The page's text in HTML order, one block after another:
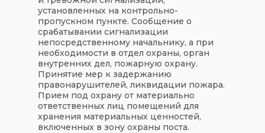
установленных на контрольно-
пропускном пункте. Сообщение о
срабатывании сигнализации
непосредственному начальнику, а при
необходимости в отдел охраны, орган
внутренних дел, пожарную охрану.
Принятие мер к задержанию
правонарушителей, ликвидации пожара.
Прием под охрану от материально
ответственных лиц помещений для
хранения материальных ценностей,
включенных в зону охраны поста.